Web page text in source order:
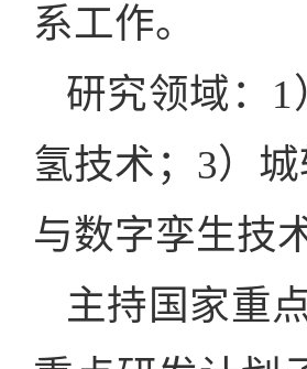
系工作。
研究领域：
氢技术；3）
与数字孪生技
主持国家重